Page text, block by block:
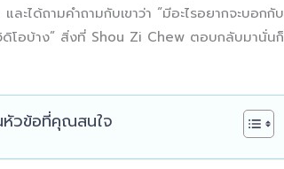
ละได้ถามคำถามกับเขาว่า “มีอะไรอยากจะบอกกับ
ดิโอบ้าง” สิ่งที่ Shou Zi Chew ตอบกลับมานั่นก็
หัวข้อที่คุณสนใจ